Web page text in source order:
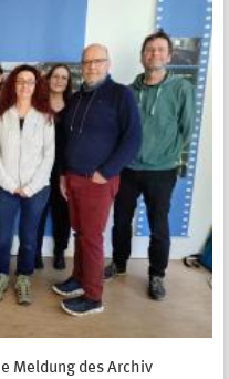
Meldung des Archiv